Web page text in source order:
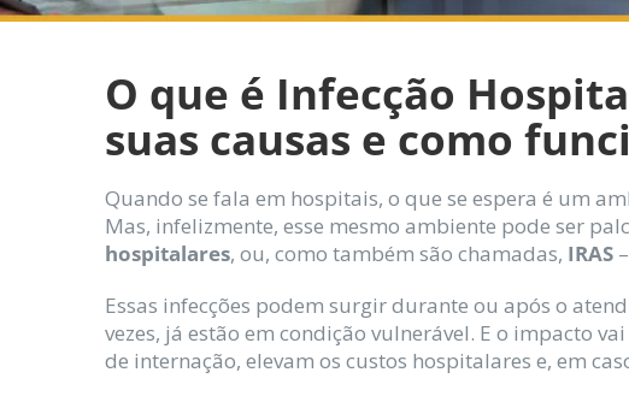
O que é Infecção
suas causas e como
Quando se fala em hospitais, o que se espera é um
Mas, infelizmente, esse mesmo ambiente pode ser
hospitalares, ou, como também são chamadas, IRAS–
Essas infecções podem surgir durante ou após o
vezes, já estão em condição vulnerável. E o impacto
de internação, elevam os custos hospitalares e, em